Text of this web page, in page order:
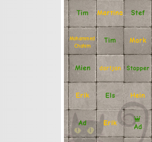
Tim Martina Stef
Mohammed
Chahim
Tim Mark
Mien dartjan Stapper
Erik Els Hein
Ad Erik
Ad